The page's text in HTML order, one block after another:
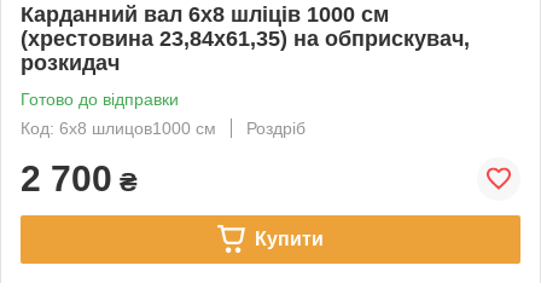
Карданний вал 6х8 шліців 1000 см
(хрестовина 23,84х61,35) на обприскувач,
розкидач
Готово до відправки
Код: 6х8 шлицов1000 см
Роздріб
2 700 ₴
Купити